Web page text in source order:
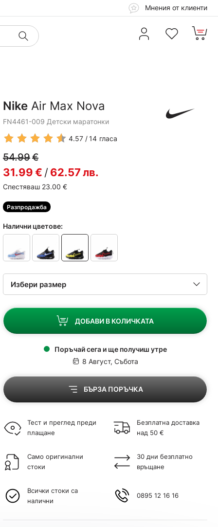
Мнения от клиенти
Nike Air Max Nova
FN4461-009 Детски маратонки
4.57 14 гласа
54.99€
31.99€ /62.57лв.
Спестяваш 23.00 €
Разпродажба
Налични цветове:
ДОБАВИ В КОЛИЧКАТА
Поръчай сега и ще получиш утре
8 Август, Събота
БЪРЗА ПОРЪЧКА
Тест и преглед преди
плащане
Безплатна доставка
над 50 €
Само оригинални
стоки
30 дни безплатно
връщане
Всички стоки са
налични
0895 12 16 16